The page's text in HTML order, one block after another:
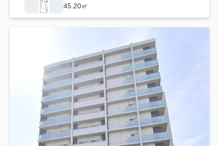
45.20㎡